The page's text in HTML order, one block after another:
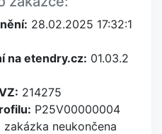
28.02.2025 17:32:1
na etendry.cz: 01.03.2
214275
P25V00000004
zakázka neukončena